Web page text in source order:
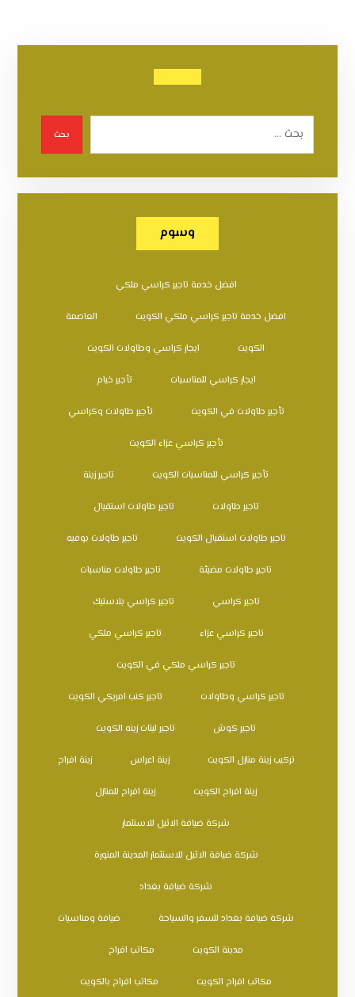
بحث
وسوم
افضل خدمة تاجير كراسي ملكي
افضل خدمة تاجير كراسي ملكي الكويت العاصمة
الكويت ايجار كراسي وطاولات الكويت
ايجار كراسي للمناسبات تأجير خيام
تأجير طاولات في الكويت تأجير طاولات وكراسي
تأجير كراسي عزاء الكويت
تأجير كراسي للمناسبات الكويت تاجير زينة
تاجير طاولات تاجير طاولات استقبال
تاجير طاولات استقبال الكويت تاجير طاولات بوفيه
تاجير طاولات مضيئة تاجير طاولات مناسبات
تاجير كراسي تاجير كراسي بلاستيك
تاجير كراسي عزاء تاجير كراسي ملكي
تاجير كراسي ملكي في الكويت
تاجير كراسي وطاولات تاجير كنب امريكي الكويت
تاجير كوش تاجير ليتات زينه الكويت
تركيب زينة منازل الكويت زينة اعراس زينة افراح
زينة افراح الكويت زينة افراح للمنازل
شركة ضيافة الاثيل للاستثمار
شركة ضيافة الاثيل للاستثمار المدينة المنورة
شركة ضيافة بغداد
شركة ضيافة بغداد للسفر والسياحة ضيافة ومناسبات
مدينة الكويت مكاتب افراح
مكاتب افراح الكويت مكاتب افراح بالكويت